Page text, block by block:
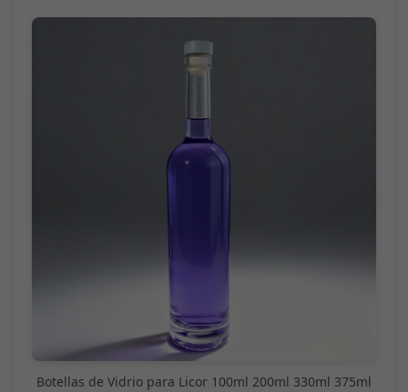
Botellas de Vidrio para Licor 100ml 200ml 330ml 375ml